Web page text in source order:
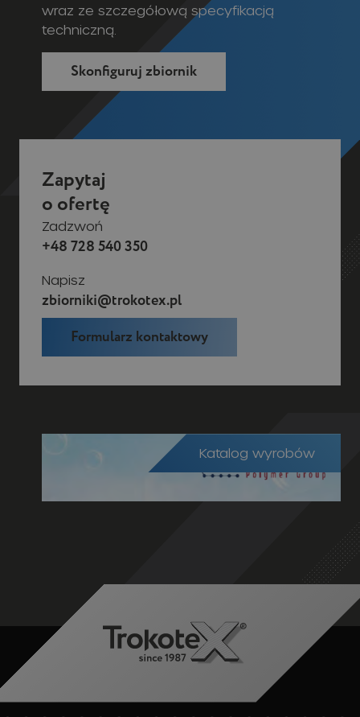
wraz ze szczegółową specyfikacją
techniczną.
Skonfiguruj zbiornik
Zapytaj
o ofertę
Zadzwoń
+48 728 540 350
Napisz
zbiorniki@trokotex.pl
Formularz kontaktowy
Katalog wyrobów